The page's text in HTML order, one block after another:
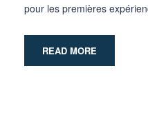
pour les premières
READ MORE